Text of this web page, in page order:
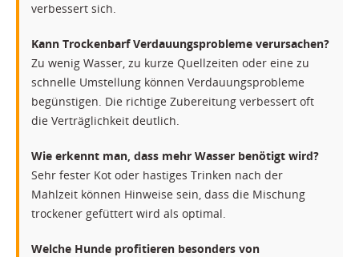
verbessert sich.
Kann Trockenbarf Verdauungsprobleme verursachen?
Zu wenig Wasser, zu kurze Quellzeiten oder eine zu
schnelle Umstellung können Verdauungsprobleme
begünstigen. Die richtige Zubereitung verbessert oft
die Verträglichkeit deutlich.
Wie erkennt man, dass mehr Wasser benötigt wird?
Sehr fester Kot oder hastiges Trinken nach der
Mahlzeit können Hinweise sein, dass die Mischung
trockener gefüttert wird als optimal.
Welche Hunde profitieren besonders von